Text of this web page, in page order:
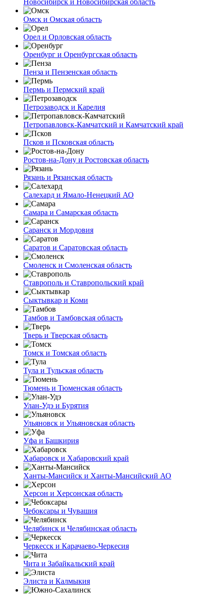
Омск и Омская область
Орел и Орловская область
Оренбург и Оренбургская область
Пенза и Пензенская область
Пермь и Пермский край
Петрозаводск и Карелия
Петропавловск-Камчатский и Камчатский край
Псков и Псковская область
Ростов-на-Дону и Ростовская область
Рязань и Рязанская область
Салехард и Ямало-Ненецкий АО
Самара и Самарская область
Саранск и Мордовия
Саратов и Саратовская область
Смоленск и Смоленская область
Ставрополь и Ставропольский край
Сыктывкар и Коми
Тамбов и Тамбовская область
Тверь и Тверская область
Томск и Томская область
Тула и Тульская область
Тюмень и Тюменская область
Улан-Удэ и Бурятия
Ульяновск и Ульяновская область
Уфа и Башкирия
Хабаровск и Хабаровский край
Ханты-Мансийск и Ханты-Мансийский АО
Херсон и Херсонская область
Чебоксары и Чувашия
Челябинск и Челябинская область
Черкесск и Карачаево-Черкесия
Чита и Забайкальский край
Элиста и Калмыкия